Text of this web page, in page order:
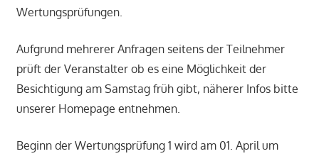
Wertungsprüfungen.
Aufgrund mehrerer Anfragen seitens der Teilnehmer
prüft der Veranstalter ob es eine Möglichkeit der
Besichtigung am Samstag früh gibt, näherer Infos bitte
unserer Homepage entnehmen.
Beginn der Wertungsprüfung 1 wird am 01. April um